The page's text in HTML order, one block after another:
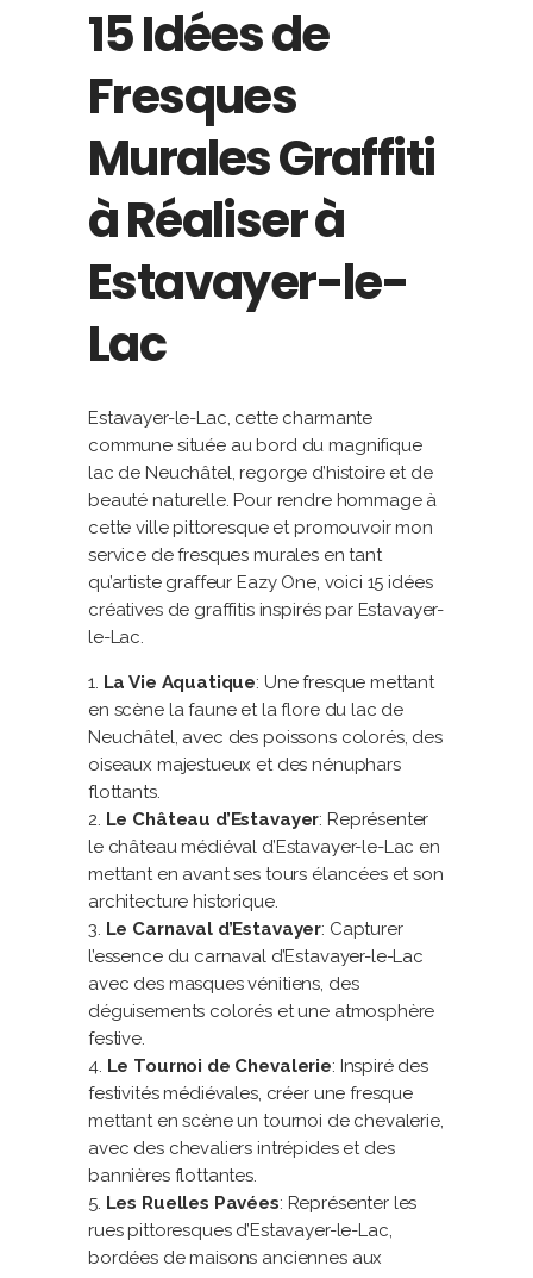
15 Idées de
Fresques
Murales Graffiti
à Réaliser à
Estavayer-le-
Lac
Estavayer-le-Lac, cette charmante
commune située au bord du magnifique
lac de Neuchâtel, regorge d’histoire et de
beauté naturelle. Pour rendre hommage à
cette ville pittoresque et promouvoir mon
service de fresques murales en tant
qu’artiste graffeur Eazy One, voici 15 idées
créatives de graffitis inspirés par Estavayer-
le-Lac.
La Vie Aquatique: Une fresque mettant
en scène la faune et la flore du lac de
Neuchâtel, avec des poissons colorés, des
oiseaux majestueux et des nénuphars
flottants.
Le Château d’Estavayer: Représenter
le château médiéval d’Estavayer-le-Lac en
mettant en avant ses tours élancées et son
architecture historique.
Le Carnaval d’Estavayer: Capturer
l’essence du carnaval d’Estavayer-le-Lac
avec des masques vénitiens, des
déguisements colorés et une atmosphère
festive.
Le Tournoi de Chevalerie: Inspiré des
festivités médiévales, créer une fresque
mettant en scène un tournoi de chevalerie,
avec des chevaliers intrépides et des
bannières flottantes.
Les Ruelles Pavées: Représenter les
rues pittoresques d’Estavayer-le-Lac,
bordées de maisons anciennes aux